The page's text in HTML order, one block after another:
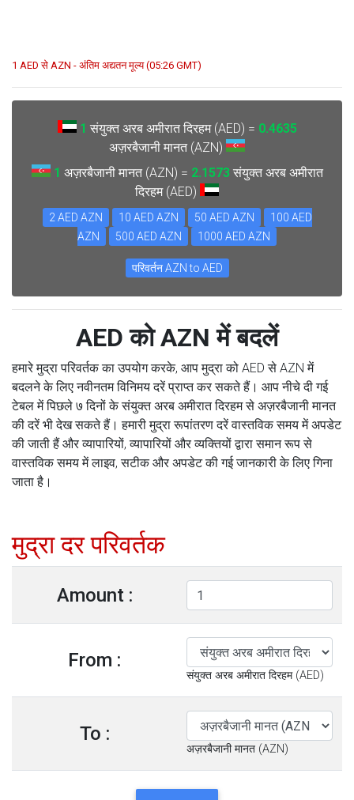
1 AED से AZN - अंतिम अद्यतन मूल्य (05:26 GMT)
1 संयुक्त अरब अमीरात दिरहम (AED) = 0.4635
अज़रबैजानी मानत (AZN)
1 अज़रबैजानी मानत (AZN) = 2.1573 संयुक्त अरब अमीरात
दिरहम (AED)
2 AED AZN 10 AED AZN 50 AED AZN
100 AED
AZN
500 AED AZN 1000 AED AZN
परिवर्तन AZN to AED
AED को AZN में बदलें
हमारे मुद्रा परिवर्तक का उपयोग करके, आप मुद्रा को AED से AZN में
बदलने के लिए नवीनतम विनिमय दरें प्राप्त कर सकते हैं। आप नीचे दी गई
टेबल में पिछले ७ दिनों के संयुक्त अरब अमीरात दिरहम से अज़रबैजानी मानत
की दरें भी देख सकते हैं। हमारी मुद्रा रूपांतरण दरें वास्तविक समय में अपडेट
की जाती हैं और व्यापारियों, व्यापारियों और व्यक्तियों द्वारा समान रूप से
वास्तविक समय में लाइव, सटीक और अपडेट की गई जानकारी के लिए गिना
जाता है।
मुद्रा दर परिवर्तक
Amount :
From :
संयुक्त अरब अमीरात दिरहम (AED)
To :
अज़रबैजानी मानत (AZN)